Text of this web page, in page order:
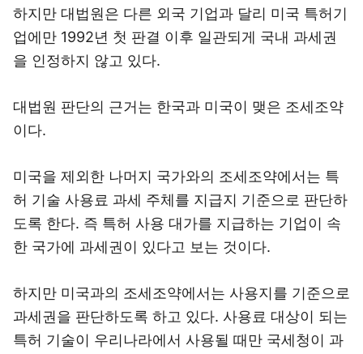
하지만 대법원은 다른 외국 기업과 달리 미국 특허기
업에만 1992년 첫 판결 이후 일관되게 국내 과세권
을 인정하지 않고 있다.
대법원 판단의 근거는 한국과 미국이 맺은 조세조약
이다.
미국을 제외한 나머지 국가와의 조세조약에서는 특
허 기술 사용료 과세 주체를 지급지 기준으로 판단하
도록 한다. 즉 특허 사용 대가를 지급하는 기업이 속
한 국가에 과세권이 있다고 보는 것이다.
하지만 미국과의 조세조약에서는 사용지를 기준으로
과세권을 판단하도록 하고 있다. 사용료 대상이 되는
특허 기술이 우리나라에서 사용될 때만 국세청이 과